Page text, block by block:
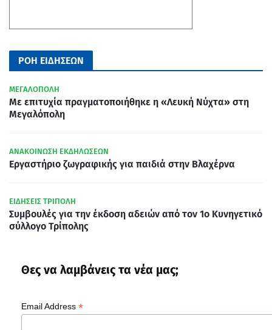
ΡΟΗ ΕΙΔΗΣΕΩΝ
ΜΕΓΑΛΟΠΟΛΗ
Με επιτυχία πραγματοποιήθηκε η «Λευκή Νύχτα» στη
Μεγαλόπολη
ΑΝΑΚΟΙΝΩΣΗ ΕΚΔΗΛΩΣΕΩΝ
Εργαστήριο ζωγραφικής για παιδιά στην Βλαχέρνα
ΕΙΔΗΣΕΙΣ ΤΡΙΠΟΛΗ
Συμβουλές για την έκδοση αδειών από τον 1ο Κυνηγετικό
σύλλογο Τρίπολης
Θες να λαμβάνεις τα νέα μας;
Email Address *